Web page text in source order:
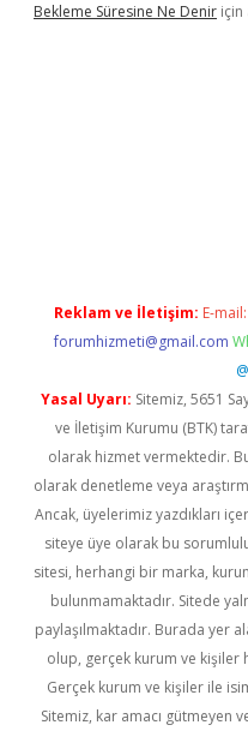
Bekleme Süresine Ne Denir için
Reklam ve İletişim: E-mail:
forumhizmeti@gmail.com
Yasal Uyarı: Sitemiz, 5651
ve İletişim Kurumu (BTK)
olarak hizmet vermektedir.
olarak denetleme veya
Ancak, üyelerimiz yazdıkları
siteye üye olarak bu
sitesi, herhangi bir marka,
bulunmamaktadır. Sitede
paylaşılmaktadır. Burada yer
olup, gerçek kurum ve kişiler
Gerçek kurum ve kişiler ile
Sitemiz, kar amacı gütmeyen